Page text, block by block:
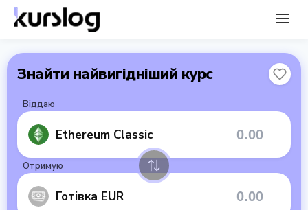
Знайти найвигідніший курс
Віддаю
Ethereum Classic
Отримую
Готівка EUR